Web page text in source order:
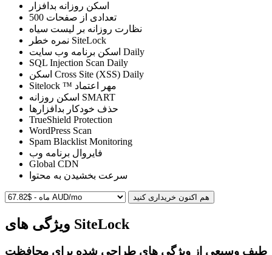
اسکن روزانه بدافزار
تعدادی از صفحات
نظارت روزانه بر لیست سیاه
نمره خطر SiteLock
اسکن برنامه وب سایت Daily
SQL Injection Scan Daily
اسکن Cross Site (XSS) Daily
Sitelock ™ مهر اعتماد
اسکن روزانه SMART
حذف خودکار بدافزارها
TrueShield Protection
WordPress Scan
Spam Blacklist Monitoring
فایروال برنامه وب
Global CDN
سرعت بخشیدن به محتوا
هم اکنون خریداری کنید
ویژگی های SiteLock
طیف وسیعی از ویژگی های طراحی شده برای محافظت